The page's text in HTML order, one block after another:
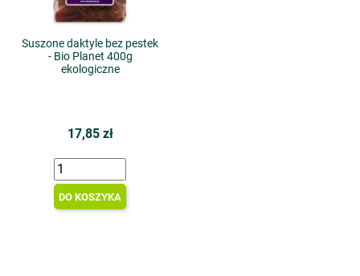
Suszone daktyle bez pestek
- Bio Planet 400g
ekologiczne
17,85 zł
DO KOSZYKA